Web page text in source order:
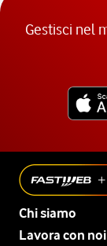
Gestisci nel
Chi siamo
Lavora con noi